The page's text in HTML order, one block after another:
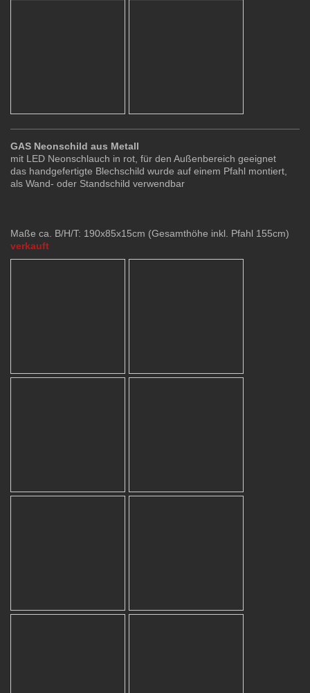
GAS Neonschild aus Metall
mit LED Neonschlauch in rot, für den Außenbereich geeignet
das handgefertigte Blechschild wurde auf einem Pfahl montiert,
als Wand- oder Standschild verwendbar
Maße ca. B/H/T: 190x85x15cm (Gesamthöhe inkl. Pfahl 155cm)
verkauft